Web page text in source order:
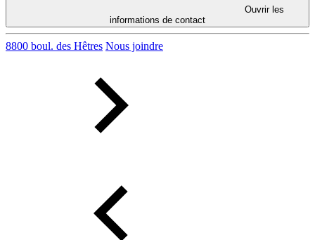
Ouvrir les
informations de contact
8800 boul. des Hêtres Nous joindre